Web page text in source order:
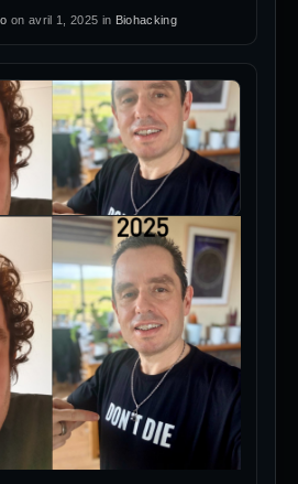
on avril 1, 2025 in Biohacking